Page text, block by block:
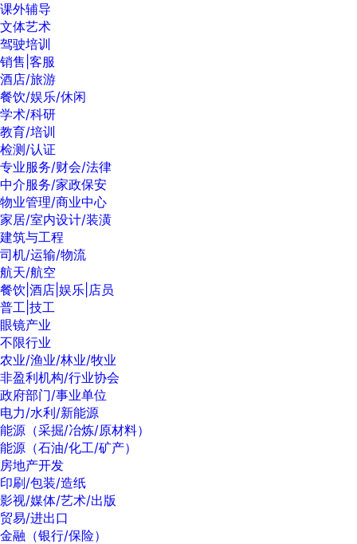
课外辅导
文体艺术
驾驶培训
销售|客服
酒店/旅游
餐饮/娱乐/休闲
学术/科研
教育/培训
检测/认证
专业服务/财会/法律
中介服务/家政保安
物业管理/商业中心
家居/室内设计/装潢
建筑与工程
司机/运输/物流
航天/航空
餐饮|酒店|娱乐|店员
普工|技工
眼镜产业
不限行业
农业/渔业/林业/牧业
非盈利机构/行业协会
政府部门/事业单位
电力/水利/新能源
能源（采掘/冶炼/原材料）
能源（石油/化工/矿产）
房地产开发
印刷/包装/造纸
影视/媒体/艺术/出版
贸易/进出口
金融（银行/保险）